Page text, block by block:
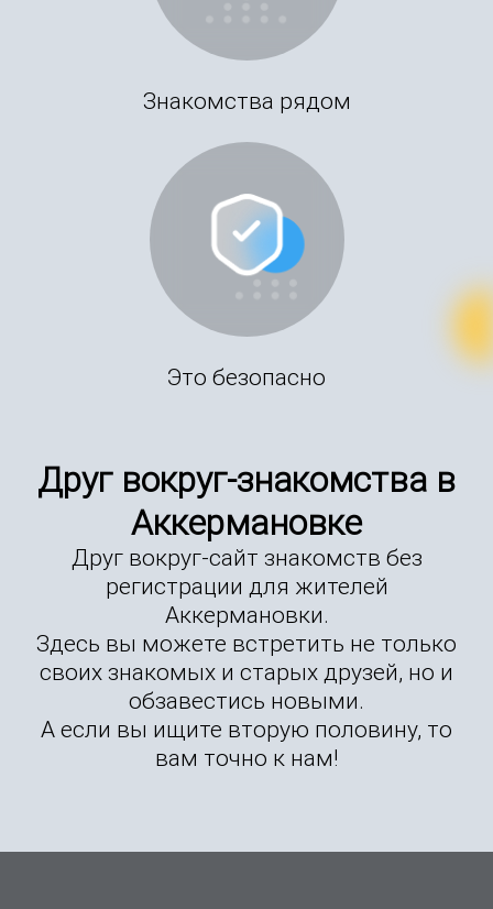
Знакомства рядом
Это безопасно
Друг вокруг-знакомства в
Аккермановке
Друг вокруг-сайт знакомств без
регистрации для жителей
Аккермановки.
Здесь вы можете встретить не только
своих знакомых и старых друзей, но и
обзавестись новыми.
А если вы ищите вторую половину, то
вам точно к нам!